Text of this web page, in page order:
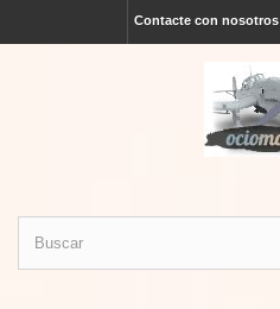
Contacte con nosotros